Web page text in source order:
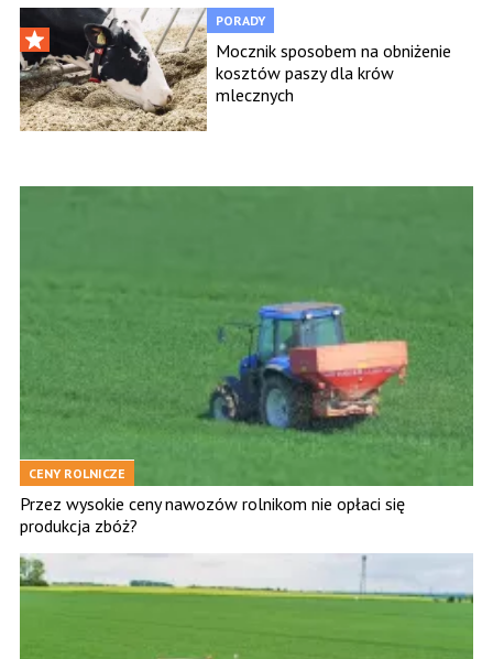
PORADY
Mocznik sposobem na obniżenie
kosztów paszy dla krów
mlecznych
CENY ROLNICZE
Przez wysokie ceny nawozów rolnikom nie opłaci się
produkcja zbóż?